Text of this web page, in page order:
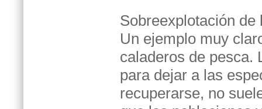
Sobreexplotación
Un ejemplo muy
caladeros de pesca.
para dejar a las
recuperarse, no